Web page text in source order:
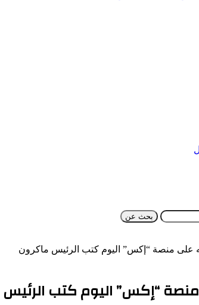
بحث عن
على منصة “إكس” اليوم كتب الرئيس ماكرون
“إكس” اليوم كتب